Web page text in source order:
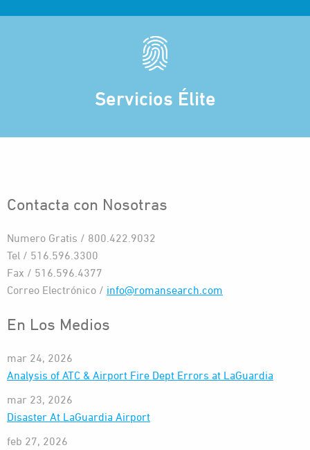
Servicios Élite
Contacta con Nosotras
Numero Gratis / 800.422.9032
Tel / 516.596.3300
Fax / 516.596.4377
Correo Electrónico / info@romansearch.com
En Los Medios
mar 24, 2026
Analysis of ATC & Airport Fire Dept Errors at LaGuardia
mar 23, 2026
Disaster At LaGuardia Airport
feb 27, 2026